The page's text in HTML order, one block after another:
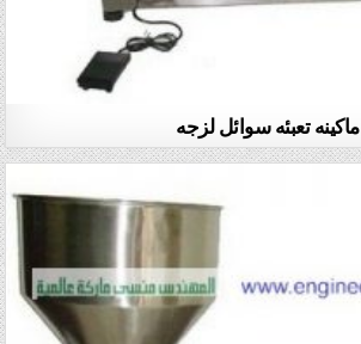
ماكينه تعبئه سوائل لزجه